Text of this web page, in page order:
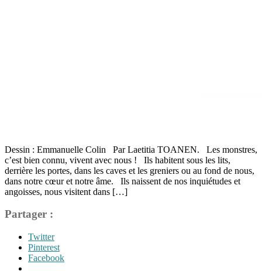
Dessin : Emmanuelle Colin Par Laetitia TOANEN. Les monstres,
c’est bien connu, vivent avec nous ! Ils habitent sous les lits,
derrière les portes, dans les caves et les greniers ou au fond de nous,
dans notre cœur et notre âme. Ils naissent de nos inquiétudes et
angoisses, nous visitent dans […]
Partager :
Twitter
Pinterest
Facebook